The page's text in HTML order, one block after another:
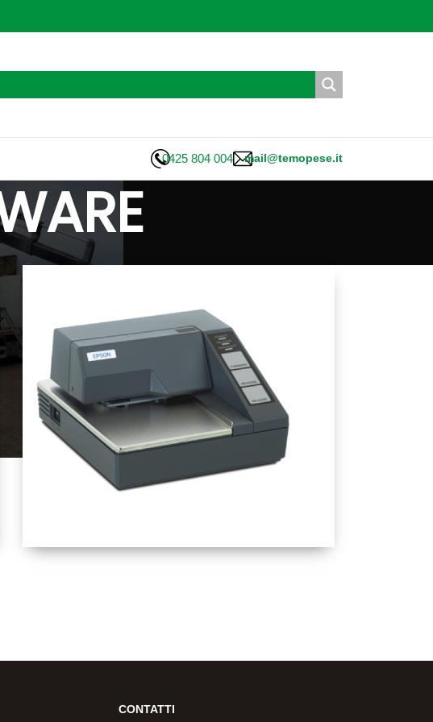
0425 804 004 mail@temopese.it
CONTATTI